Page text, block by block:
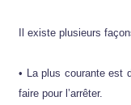
Il existe plusieurs
• La plus courante est
faire pour l’arrêter.